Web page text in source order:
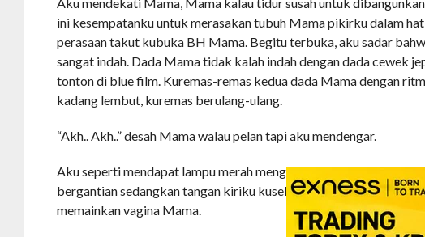
ini kesempatanku untuk merasakan tubuh Mama pikirku dalam
perasaan takut kubuka BH Mama. Begitu terbuka, aku sadar
sangat indah. Dada Mama tidak kalah indah dengan dada cewek
tonton di blue film. Kuremas-remas kedua dada Mama dengan
kadang lembut, kuremas berulang-ulang.
“Akh.. Akh..” desah Mama walau pelan tapi aku mendengar.
Aku seperti mendapat lampu merah menghisap tetenya kanan kiri
bergantian sedangkan tangan kiriku kuselipkan ke dalam CD
memainkan vagina Mama.